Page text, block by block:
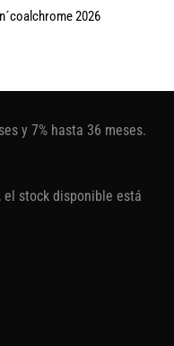
2026
y 7% hasta 36 meses.
stock disponible está